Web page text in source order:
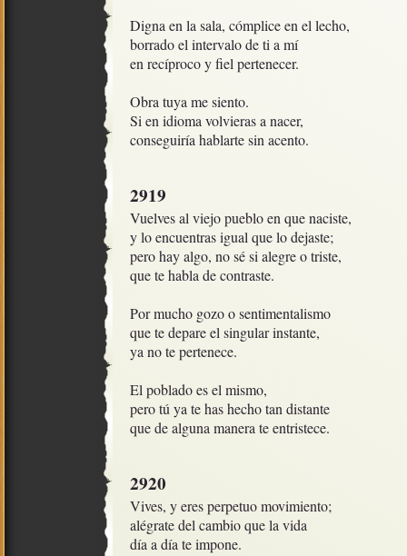
Digna en la sala, cómplice en el lecho,
borrado el intervalo de ti a mí
en recíproco y fiel pertenecer.
Obra tuya me siento.
Si en idioma volvieras a nacer,
conseguiría hablarte sin acento.
2919
Vuelves al viejo pueblo en que naciste,
y lo encuentras igual que lo dejaste;
pero hay algo, no sé si alegre o triste,
que te habla de contraste.
Por mucho gozo o sentimentalismo
que te depare el singular instante,
ya no te pertenece.
El poblado es el mismo,
pero tú ya te has hecho tan distante
que de alguna manera te entristece.
2920
Vives, y eres perpetuo movimiento;
alégrate del cambio que la vida
día a día te impone.